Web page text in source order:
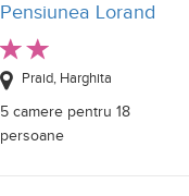
Pensiunea Lorand
Praid, Harghita
5 camere pentru 18
persoane